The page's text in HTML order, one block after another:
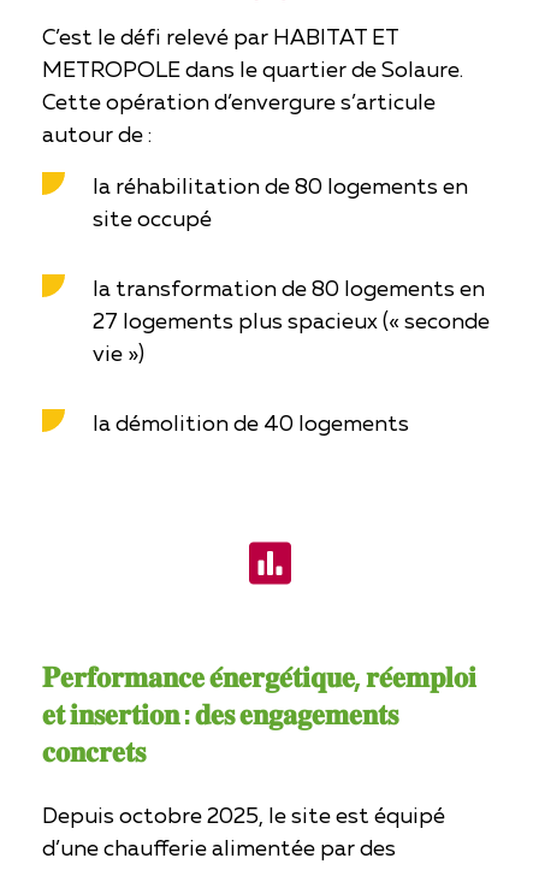
C’est le défi relevé par HABITAT ET
METROPOLE dans le quartier de Solaure.
Cette opération d’envergure s’articule
autour de :
la réhabilitation de 80 logements en
site occupé
la transformation de 80 logements en
27 logements plus spacieux (« seconde
vie »)
la démolition de 40 logements
𝐏𝐞𝐫𝐟𝐨𝐫𝐦𝐚𝐧𝐜𝐞 𝐞́𝐧𝐞𝐫𝐠𝐞́𝐭𝐢𝐪𝐮𝐞, 𝐫𝐞́𝐞𝐦𝐩𝐥𝐨𝐢
𝐞𝐭 𝐢𝐧𝐬𝐞𝐫𝐭𝐢𝐨𝐧 : 𝐝𝐞𝐬 𝐞𝐧𝐠𝐚𝐠𝐞𝐦𝐞𝐧𝐭𝐬
𝐜𝐨𝐧𝐜𝐫𝐞𝐭𝐬
Depuis octobre 2025, le site est équipé
d’une chaufferie alimentée par des